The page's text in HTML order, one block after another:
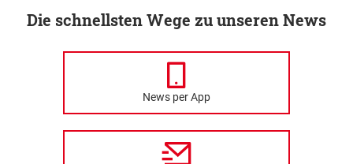
Die schnellsten Wege zu unseren News
News per App